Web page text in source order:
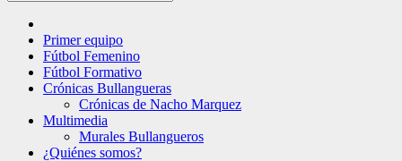
Primer equipo
Fútbol Femenino
Fútbol Formativo
Crónicas Bullangueras
Crónicas de Nacho Marquez
Multimedia
Murales Bullangueros
¿Quiénes somos?